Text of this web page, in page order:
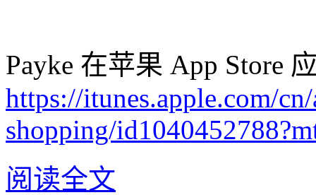
Payke 在苹果 App Store
https://itunes.apple.com/
shopping/
阅读全文